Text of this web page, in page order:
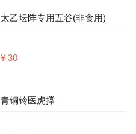
太乙坛阵专用五谷(非食用)
¥ 30
青铜铃医虎撑